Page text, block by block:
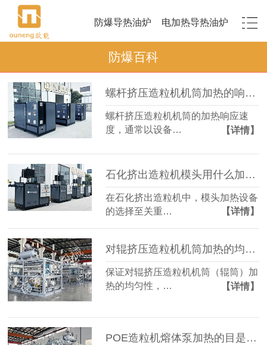
防爆导热油炉 电加热导热油炉
防爆百科
螺杆挤压造粒机机筒加热的响应速度如何？
螺杆挤压造粒机机筒的加热响应速
度，通常以设备…
【详情】
石化挤出造粒机模头用什么加热设备？
在石化挤出造粒机中，模头加热设备
的选择至关重…
【详情】
对辊挤压造粒机机筒加热的均匀性如何保证？
保证对辊挤压造粒机机筒（辊筒）加
热的均匀性，…
【详情】
POE造粒机熔体泵加热的目是什么？